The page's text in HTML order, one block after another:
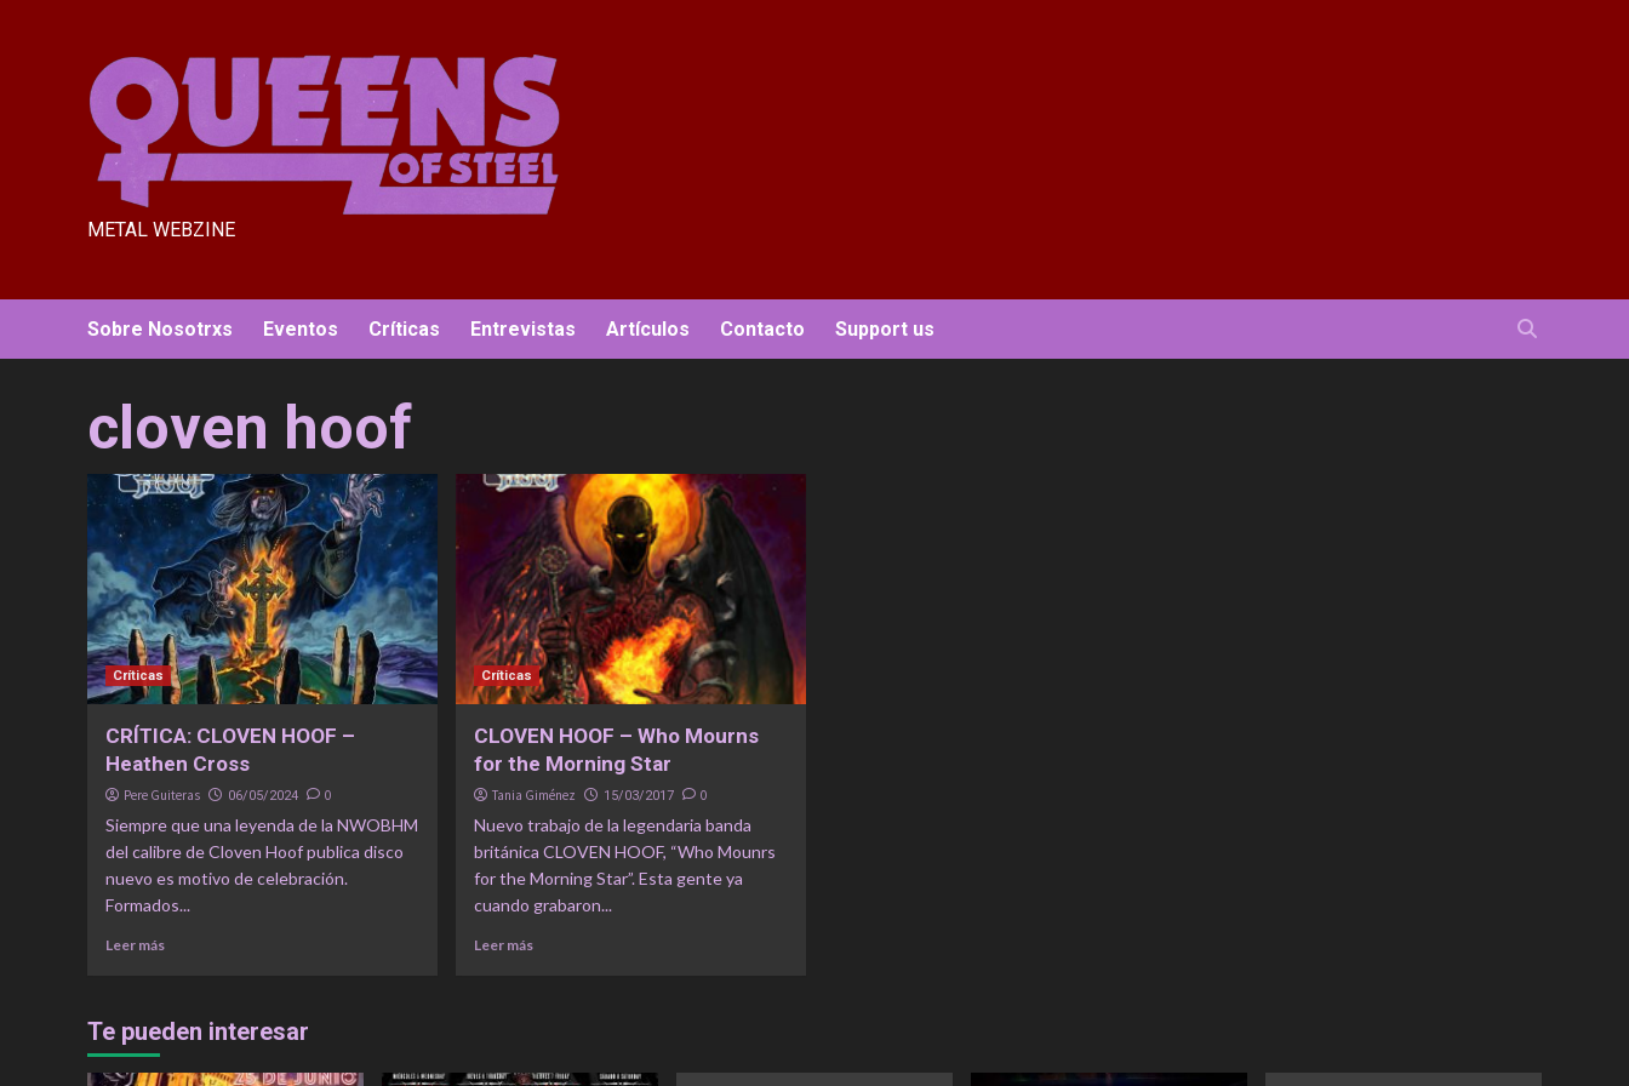
METAL WEBZINE
Sobre Nosotrxs Eventos Críticas Entrevistas Artículos Contacto Support us
cloven hoof
Críticas
CRÍTICA: CLOVEN HOOF –
Heathen Cross
Pere Guiteras 06/05/2024 0
Siempre que una leyenda de la NWOBHM
del calibre de Cloven Hoof publica disco
nuevo es motivo de celebración.
Formados...
Leer más
Críticas
CLOVEN HOOF – Who Mourns
for the Morning Star
Tania Giménez 15/03/2017 0
Nuevo trabajo de la legendaria banda
británica CLOVEN HOOF, “Who Mounrs
for the Morning Star”. Esta gente ya
cuando grabaron...
Leer más
Te pueden interesar